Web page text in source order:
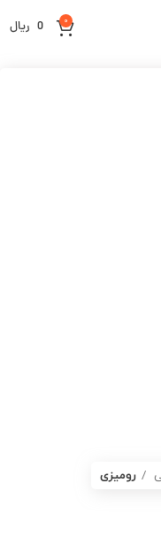
0
0 ریال
رومیزی